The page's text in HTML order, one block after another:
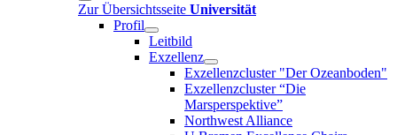
Zur Übersichtsseite Universität
Profil
Leitbild
Exzellenz
Exzellenzcluster "Der Ozeanboden"
Exzellenzcluster “Die
Marsperspektive”
Northwest Alliance